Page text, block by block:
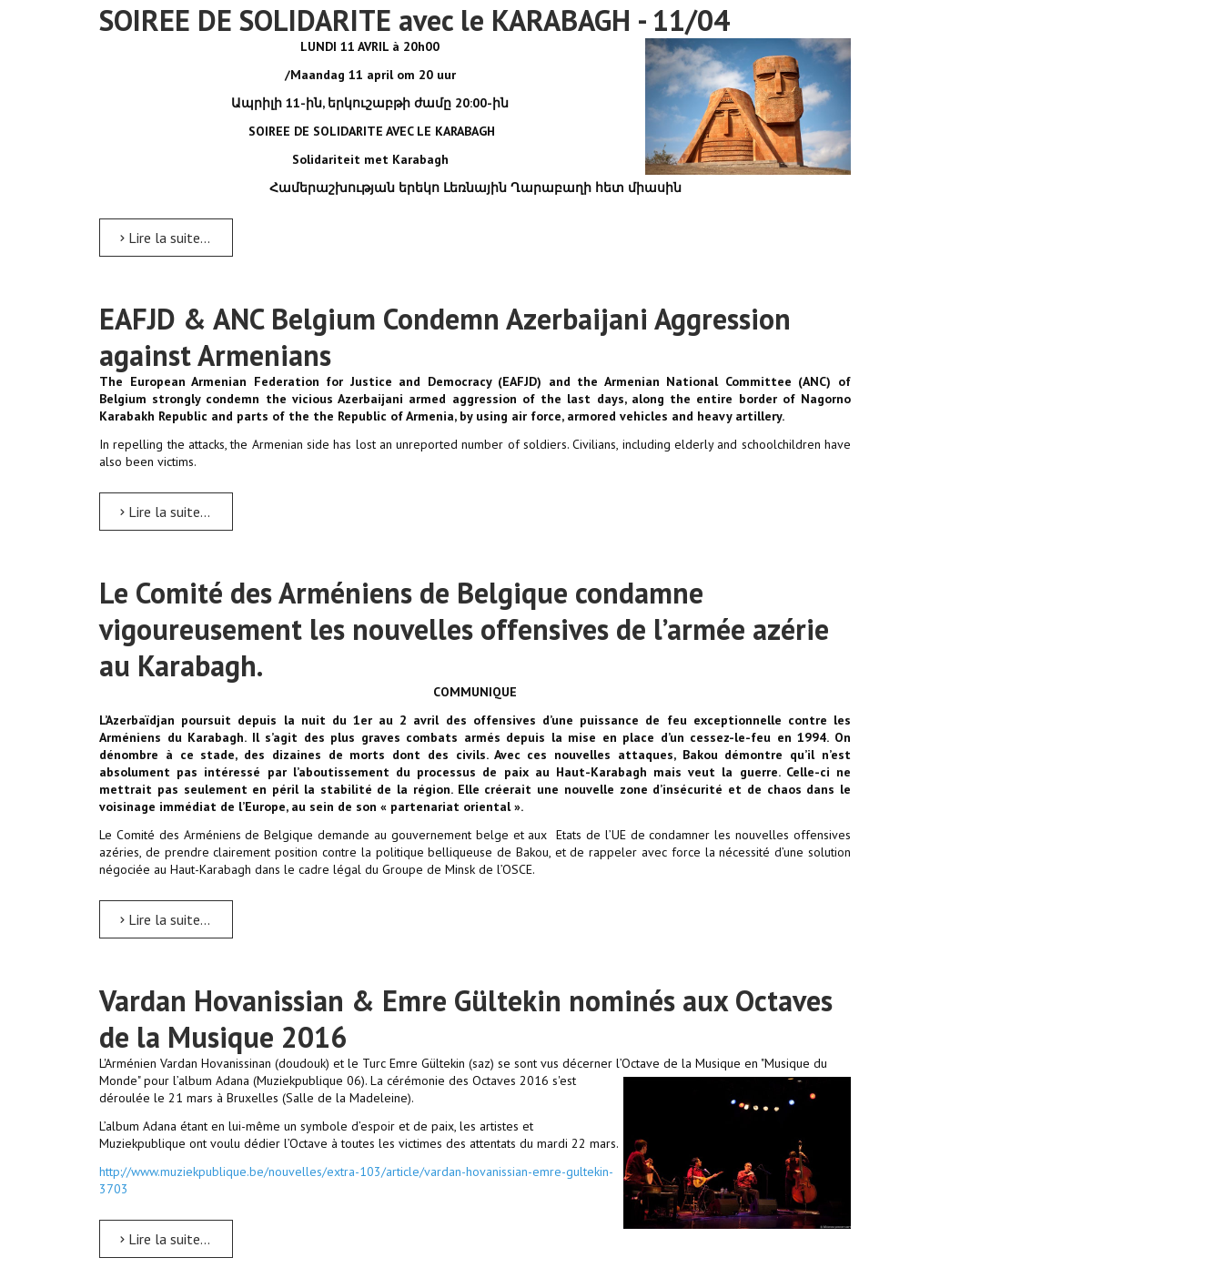
SOIREE DE SOLIDARITE avec le KARABAGH - 11/04
LUNDI 11 AVRIL à 20h00
/Maandag 11 april om 20 uur
Ապրիլի 11-ին, երկուշաբթի ժամը 20:00-ին
SOIREE DE SOLIDARITE AVEC LE KARABAGH
Solidariteit met Karabagh
Համերաշխության երեկո Լեռնային Ղարաբաղի հետ միասին
Lire la suite...
EAFJD & ANC Belgium Condemn Azerbaijani Aggression
against Armenians
The European Armenian Federation for Justice and Democracy (EAFJD) and the Armenian National Committee (ANC) of
Belgium strongly condemn the vicious Azerbaijani armed aggression of the last days, along the entire border of Nagorno
Karabakh Republic and parts of the the Republic of Armenia, by using air force, armored vehicles and heavy artillery.
In repelling the attacks, the Armenian side has lost an unreported number of soldiers. Civilians, including elderly and schoolchildren have
also been victims.
Lire la suite...
Le Comité des Arméniens de Belgique condamne
vigoureusement les nouvelles offensives de l’armée azérie
au Karabagh.
COMMUNIQUE
L’Azerbaïdjan poursuit depuis la nuit du 1er au 2 avril des offensives d’une puissance de feu exceptionnelle contre les
Arméniens du Karabagh. Il s’agit des plus graves combats armés depuis la mise en place d’un cessez-le-feu en 1994. On
dénombre à ce stade, des dizaines de morts dont des civils. Avec ces nouvelles attaques, Bakou démontre qu’il n’est
absolument pas intéressé par l’aboutissement du processus de paix au Haut-Karabagh mais veut la guerre. Celle-ci ne
mettrait pas seulement en péril la stabilité de la région. Elle créerait une nouvelle zone d’insécurité et de chaos dans le
voisinage immédiat de l’Europe, au sein de son « partenariat oriental ».
Le Comité des Arméniens de Belgique demande au gouvernement belge et aux Etats de l’UE de condamner les nouvelles offensives
azéries, de prendre clairement position contre la politique belliqueuse de Bakou, et de rappeler avec force la nécessité d’une solution
négociée au Haut-Karabagh dans le cadre légal du Groupe de Minsk de l’OSCE.
Lire la suite...
Vardan Hovanissian & Emre Gültekin nominés aux Octaves
de la Musique 2016
L'Arménien Vardan Hovanissinan (doudouk) et le Turc Emre Gültekin (saz) se sont vus décerner l’Octave de la Musique en "Musique du
Monde"pour l’album Adana (Muziekpublique 06). La cérémonie des Octaves 2016 s'est
déroulée le 21 mars à Bruxelles (Salle de la Madeleine).
L’album Adana étant en lui-même un symbole d’espoir et de paix, les artistes et
Muziekpublique ont voulu dédier l’Octave à toutes les victimes des attentats du mardi 22 mars.
http://www.muziekpublique.be/nouvelles/extra-103/article/vardan-hovanissian-emre-gultekin-
3703
Lire la suite...